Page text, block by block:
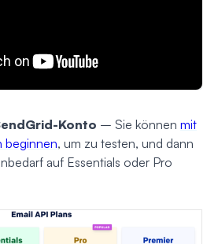
Konto – Sie können mit
beginnen, um zu testen, und dann
auf Essentials oder Pro